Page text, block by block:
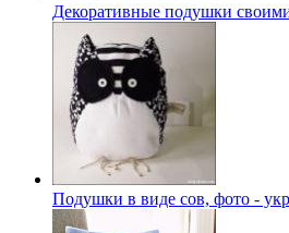
Декоративные подушки
Подушки в виде сов, фото -